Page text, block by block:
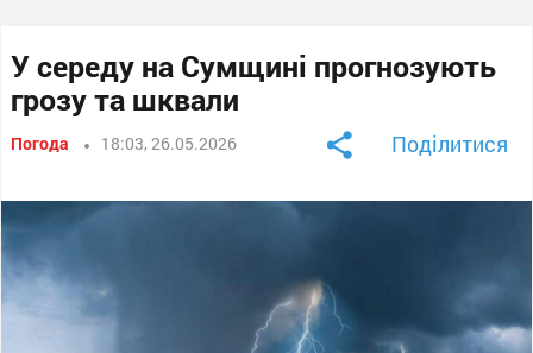
У середу на Сумщині прогнозують
грозу та шквали
Погода 18:03, 26.05.2026 Поділитися